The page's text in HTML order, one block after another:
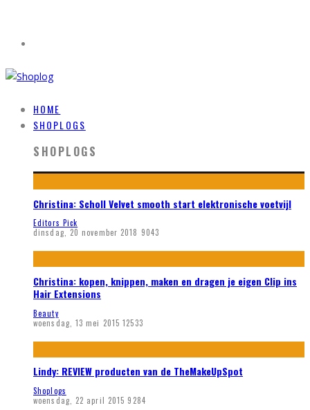
HOME
SHOPLOGS
SHOPLOGS
Christina: Scholl Velvet smooth start elektronische voetvijl
Editors Pick
dinsdag, 20 november 2018 9043
Christina: kopen, knippen, maken en dragen je eigen Clip ins
Hair Extensions
Beauty
woensdag, 13 mei 2015 12533
Lindy: REVIEW producten van de TheMakeUpSpot
Shoplogs
woensdag, 22 april 2015 9284